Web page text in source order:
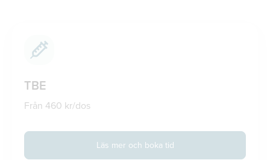
TBE
Från 460 kr/dos
Läs mer och boka tid